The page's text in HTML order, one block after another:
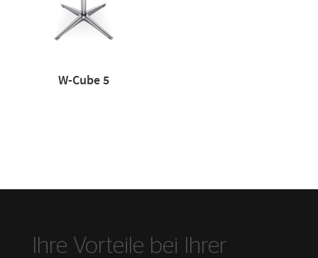
W-Cube 5
Ihre Vorteile bei Ihrer